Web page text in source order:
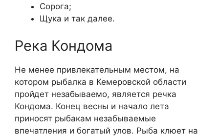
Сорога;
Щука и так далее.
Река Кондома
Не менее привлекательным местом, на
котором рыбалка в Кемеровской области
пройдет незабываемо, является речка
Кондома. Конец весны и начало лета
приносят рыбакам незабываемые
впечатления и богатый улов. Рыба клюет на